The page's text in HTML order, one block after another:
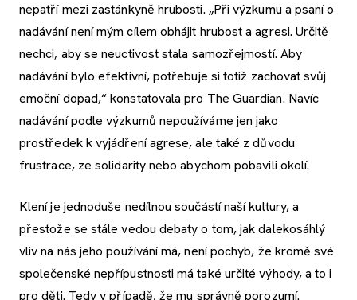
nepatří mezi zastánkyně hrubosti. „Při výzkumu a psaní o
nadávání není mým cílem obhájit hrubost a agresi. Určitě
nechci, aby se neuctivost stala samozřejmostí. Aby
nadávání bylo efektivní, potřebuje si totiž zachovat svůj
emoční dopad,“ konstatovala pro The Guardian. Navíc
nadávání podle výzkumů nepoužíváme jen jako
prostředek k vyjádření agrese, ale také z důvodu
frustrace, ze solidarity nebo abychom pobavili okolí.
Klení je jednoduše nedílnou součástí naší kultury, a
přestože se stále vedou debaty o tom, jak dalekosáhlý
vliv na nás jeho používání má, není pochyb, že kromě své
společenské nepřípustnosti má také určité výhody, a to i
pro děti. Tedy v případě, že mu správně porozumí.